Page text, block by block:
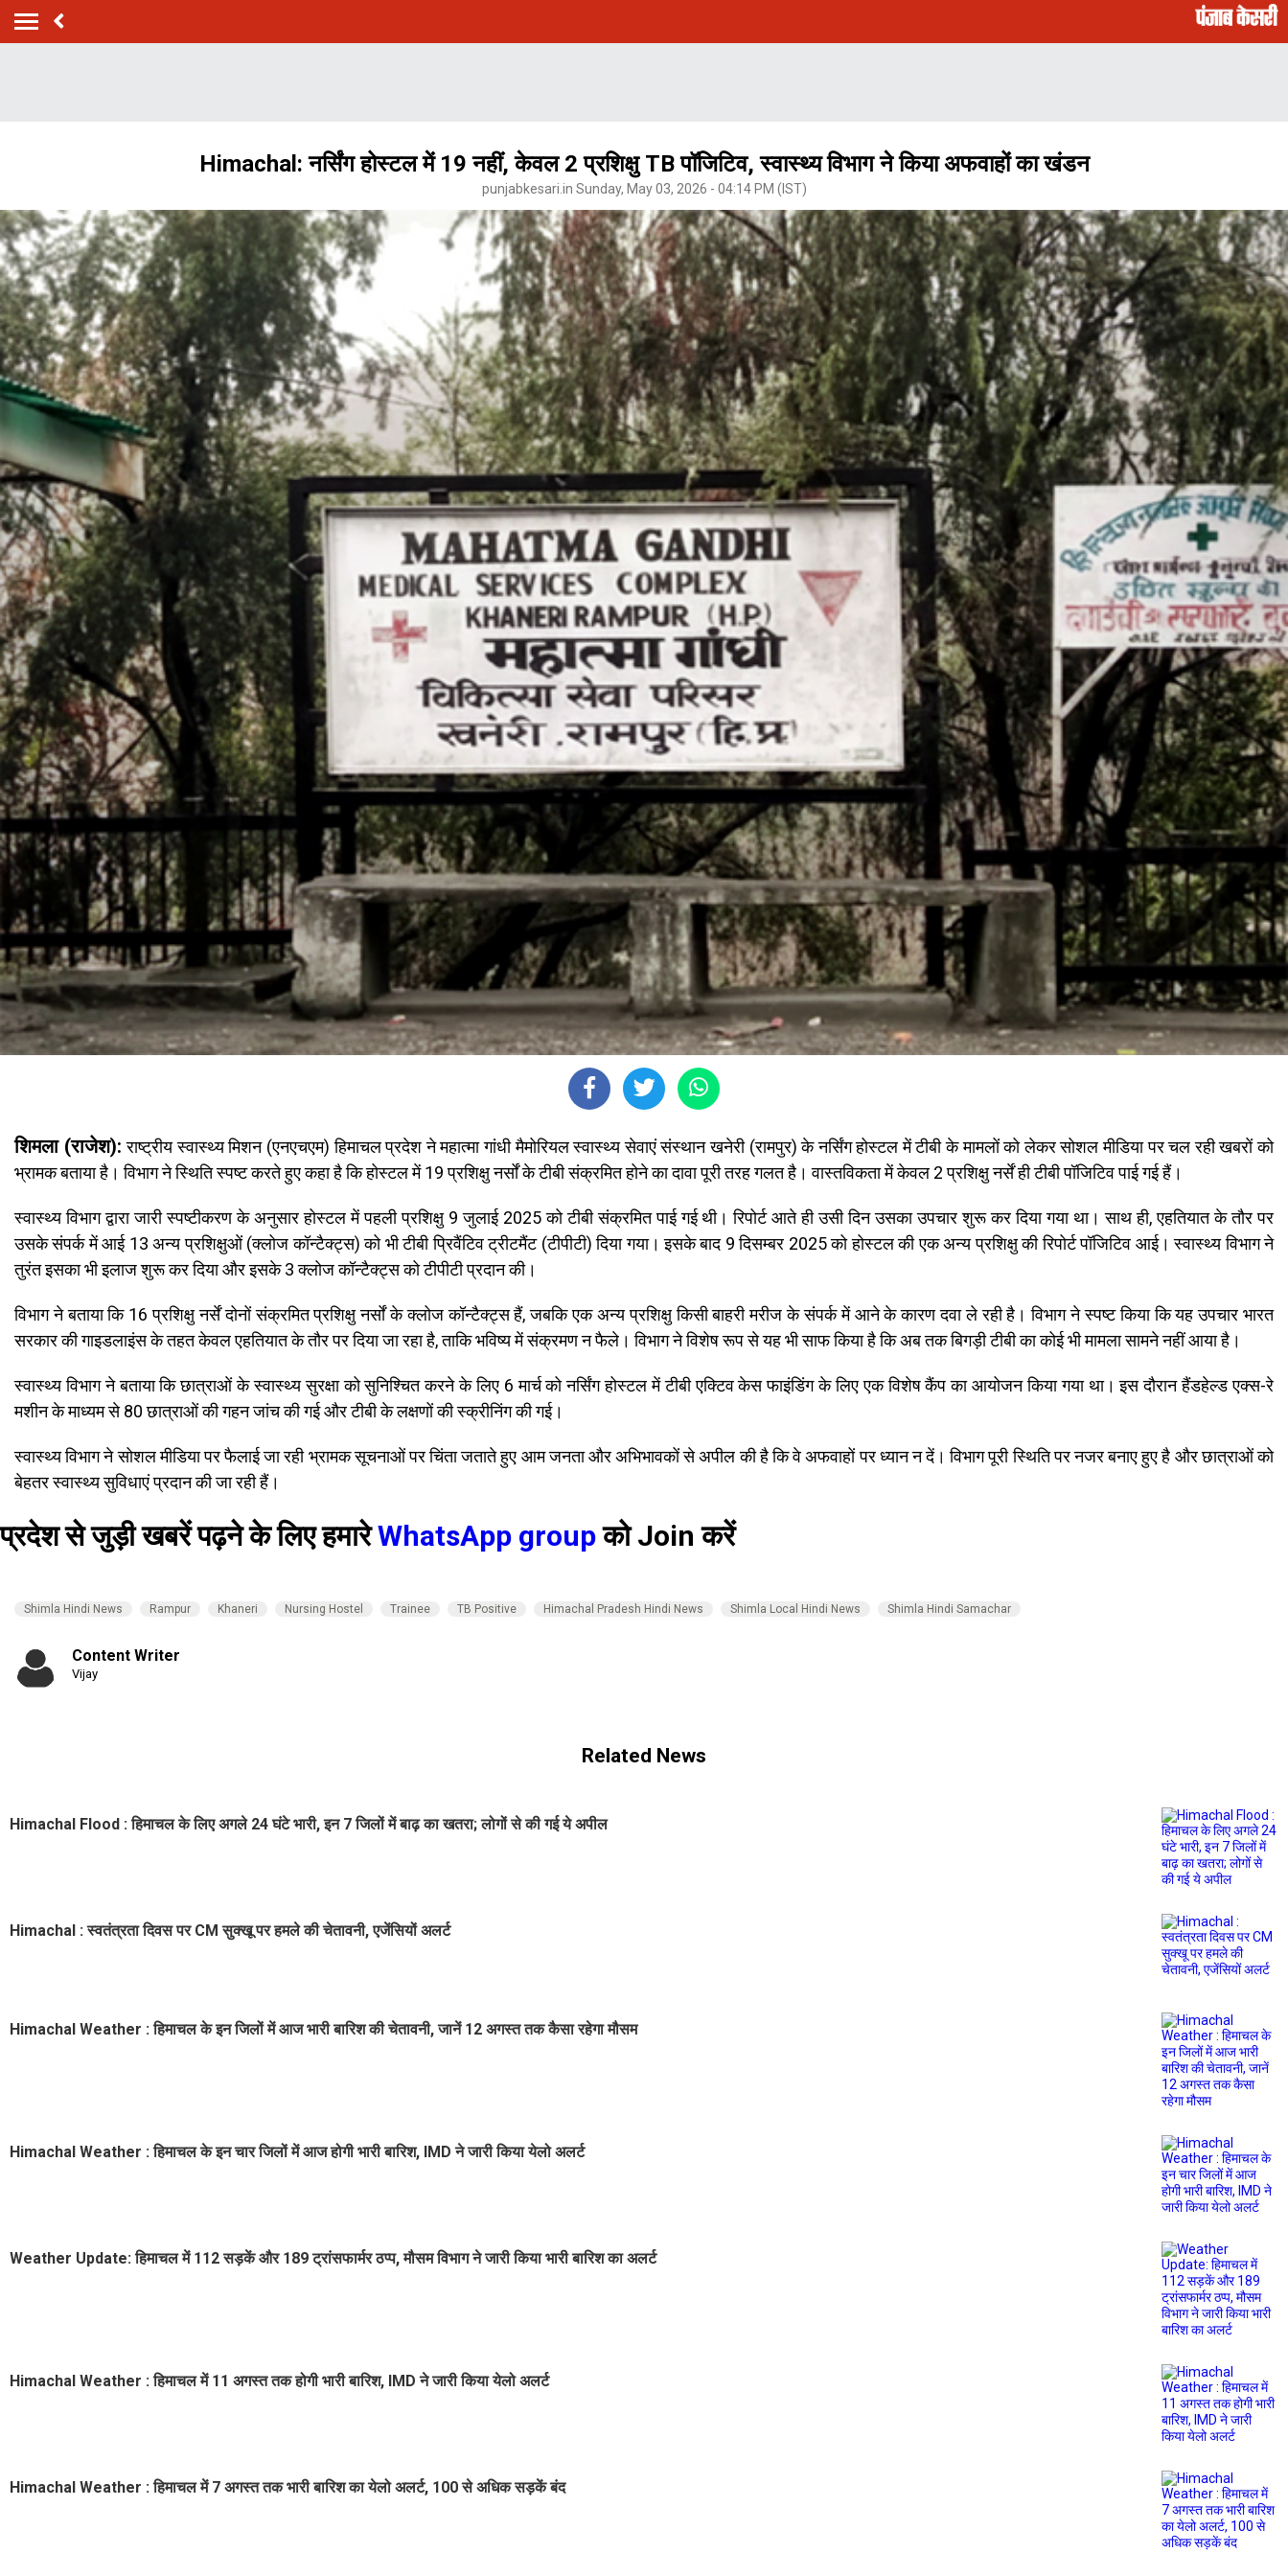
Himachal: नर्सिंग होस्टल में 19 नहीं, केवल 2 प्रशिक्षु TB पॉजिटिव, स्वास्थ्य विभाग ने किया अफवाहों का खंडन
punjabkesari.in Sunday, May 03, 2026 - 04:14 PM (IST)
शिमला (राजेश):राष्ट्रीय स्वास्थ्य मिशन (एनएचएम) हिमाचल प्रदेश ने महात्मा गांधी मैमोरियल स्वास्थ्य सेवाएं संस्थान खनेरी (रामपुर) के नर्सिंग होस्टल में टीबी के मामलों को लेकर सोशल मीडिया पर चल रही खबरों को
भ्रामक बताया है। विभाग ने स्थिति स्पष्ट करते हुए कहा है कि होस्टल में 19 प्रशिक्षु नर्सों के टीबी संक्रमित होने का दावा पूरी तरह गलत है। वास्तविकता में केवल 2 प्रशिक्षु नर्सें ही टीबी पॉजिटिव पाई गई हैं।
स्वास्थ्य विभाग द्वारा जारी स्पष्टीकरण के अनुसार होस्टल में पहली प्रशिक्षु 9 जुलाई 2025 को टीबी संक्रमित पाई गई थी। रिपोर्ट आते ही उसी दिन उसका उपचार शुरू कर दिया गया था। साथ ही, एहतियात के तौर पर
उसके संपर्क में आई 13 अन्य प्रशिक्षुओं (क्लोज कॉन्टैक्ट्स) को भी टीबी प्रिवैंटिव ट्रीटमैंट (टीपीटी) दिया गया। इसके बाद 9 दिसम्बर 2025 को होस्टल की एक अन्य प्रशिक्षु की रिपोर्ट पॉजिटिव आई। स्वास्थ्य विभाग ने
तुरंत इसका भी इलाज शुरू कर दिया और इसके 3 क्लोज कॉन्टैक्ट्स को टीपीटी प्रदान की।
विभाग ने बताया कि 16 प्रशिक्षु नर्सें दोनों संक्रमित प्रशिक्षु नर्सों के क्लोज कॉन्टैक्ट्स हैं, जबकि एक अन्य प्रशिक्षु किसी बाहरी मरीज के संपर्क में आने के कारण दवा ले रही है। विभाग ने स्पष्ट किया कि यह उपचार भारत
सरकार की गाइडलाइंस के तहत केवल एहतियात के तौर पर दिया जा रहा है, ताकि भविष्य में संक्रमण न फैले। विभाग ने विशेष रूप से यह भी साफ किया है कि अब तक बिगड़ी टीबी का कोई भी मामला सामने नहीं आया है।
स्वास्थ्य विभाग ने बताया कि छात्राओं के स्वास्थ्य सुरक्षा को सुनिश्चित करने के लिए 6 मार्च को नर्सिंग होस्टल में टीबी एक्टिव केस फाइंडिंग के लिए एक विशेष कैंप का आयोजन किया गया था। इस दौरान हैंडहेल्ड एक्स-रे
मशीन के माध्यम से 80 छात्राओं की गहन जांच की गई और टीबी के लक्षणों की स्क्रीनिंग की गई।
स्वास्थ्य विभाग ने सोशल मीडिया पर फैलाई जा रही भ्रामक सूचनाओं पर चिंता जताते हुए आम जनता और अभिभावकों से अपील की है कि वे अफवाहों पर ध्यान न दें। विभाग पूरी स्थिति पर नजर बनाए हुए है और छात्राओं को
बेहतर स्वास्थ्य सुविधाएं प्रदान की जा रही हैं।
प्रदेश से जुड़ी खबरें पढ़ने के लिए हमारेWhatsApp groupको Join करें
Shimla Hindi News Rampur Khaneri Nursing Hostel Trainee TB Positive Himachal Pradesh Hindi News Shimla Local Hindi News Shimla Hindi Samachar
Content Writer
Vijay
Related News
Himachal Flood : हिमाचल के लिए अगले 24 घंटे भारी, इन 7 जिलों में बाढ़ का खतरा; लोगों से की गई ये अपील
Himachal : स्वतंत्रता दिवस पर CM सुक्खू पर हमले की चेतावनी, एजेंसियों अलर्ट
Himachal Weather : हिमाचल के इन जिलों में आज भारी बारिश की चेतावनी, जानें 12 अगस्त तक कैसा रहेगा मौसम
Himachal Weather : हिमाचल के इन चार जिलों में आज होगी भारी बारिश, IMD ने जारी किया येलो अलर्ट
Weather Update: हिमाचल में 112 सड़कें और 189 ट्रांसफार्मर ठप्प, मौसम विभाग ने जारी किया भारी बारिश का अलर्ट
Himachal Weather : हिमाचल में 11 अगस्त तक होगी भारी बारिश, IMD ने जारी किया येलो अलर्ट
Himachal Weather : हिमाचल में 7 अगस्त तक भारी बारिश का येलो अलर्ट, 100 से अधिक सड़कें बंद